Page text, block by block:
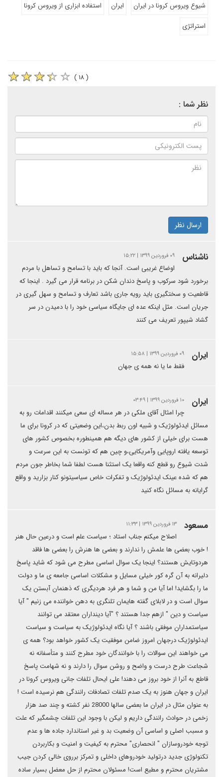
شیوع ویروس کرونا در ایران ایران
استفاده ابزاری از ویروس کرونا
استراتژی
( ۱۸ )
نظر شما :
ارسال نظر
ناشناس ۰۹ فروردین ۱۳۹۹ | ۱۵:۲۲
اوضاع غریبی است. آنجا که باید با تسامح و تساهل با مردم
برخورد شود سرکوب و پاسخ دندان شکن در برنامه قرار می گیرد . اینجا که
قاطعیت و سختگیری باید رویه جاری باشد تعارف و تسامح و سهل گیری در
جریان است. مثل اینکه عده ای جایگاه سیاسی خود را با دمیدن در سر
گشاد شیپور تعریف می کنند
ایران ۰۹ فروردین ۱۳۹۹ | ۱۵:۵۸
فقط ما یا نه همه ی جهان
ایران ۱۰ فروردین ۱۳۹۹ | ۰۳:۴۹
چرا امثال آقای ملکی در هر مساله ای سعی میکنند اقدامات رو به
مسائل ایدئولوژیک و شبیه اون ربط بدن،این وضعیتی که در کرونا برای ما
هست برای خیلی از کشور های دیگه هم همینطوره بخصوص کشور های
توسعه یافته اروپایی وآمریکایی،و چین هم که تونست به این سرعت و
شدت شیوع رو قطع کنه واقعا یک استثنا هست لطفا شما بخاطر جون مردم
هم که شده عینک ایدئولوژیک و تفکرات خاص سیاسیتونو کنار بزارید و واقع
گرایانه به مسائل نگاه کنید
مسعود ۱۳ فروردین ۱۳۹۹ | ۱۱:۳۳
اصلاح میکنم جناب استاد ؛ سیاست علم است و درعین حال هنر
! خوب بعضی ها علمش را ندارند و بعضی ها هنرش را بعضی ها فاقد
هردوتایش هستند؟ اینجا یک سوال اساسی مطرح می شود که شاید پاسخ
دلیرانه به آن گره کور خیلی مسایل و مشکلات اساسی جامعه ی ما و دولت
ما را بگشاید! اما آیا من و شما و هر فرد هردیگری که ذهنمان آبستن یک
سوال است و در لابلای گفته هایمان تلنگری به دهن خواننده می زنیم " آیا
سیاست و دین " ازهم جدا هستند ؟ "آیا دینداران معتقد می توانند
سیاستمداران موفقی باشند ؟ آیا نگاه ایدئولوژیک به سیاست و سیاست
ایدئولوژیک درجهان امروز ضامن موفقیت یک کشور خواهد بود؟ همه ی
می خواهند این سوالات را با خوانندگان خود مطرح کنند و متأسفانه نه
شجاعت طرح درست و واضح و روشن سوال را دارند و نه شهامت پاسخ
قاطع به آنرا از خود بروز می دهند! علی ایحال تلفات جانی ویروس کرونا در
ایران و جهان هنوز به یک صدم تلفات تصادفات رانندگی هم نرسیده است !
به عنوان مثال در ایران ما بعضی سالها 28000 نفر کشته و چند صد هزار
زخمی در حوادث رانندگی داریم و لیکن با وجود این تلفات چشمگیر که علت
و مسبب اصلی و اساسی آن وضعیت بد و غیر استاندارد جاده ها و عدم
توجه خودروسازان " انحصاری" محترم به کیفیت و امنیت و بکاربردن
تکنولوژی جدید درتولید خودروهای داخلی و تمرکز برروی خالی کردن جیب
مشتریان محترم و مطیع است! مسئولان محترم از حل معضل بسیار ساده